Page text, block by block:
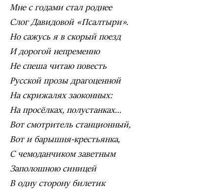
Мне с годами стал роднее
Слог Давидовой «Псалтыри».
Но сажусь я в скорый поезд
И дорогой непременно
Не спеша читаю повесть
Русской прозы драгоценной
На скрижалях заоконных:
На просёлках, полустанках…
Вот смотритель станционный,
Вот и барышня-крестьянка,
С чемоданчиком заветным
Заполошною синицей
В одну сторону билетик